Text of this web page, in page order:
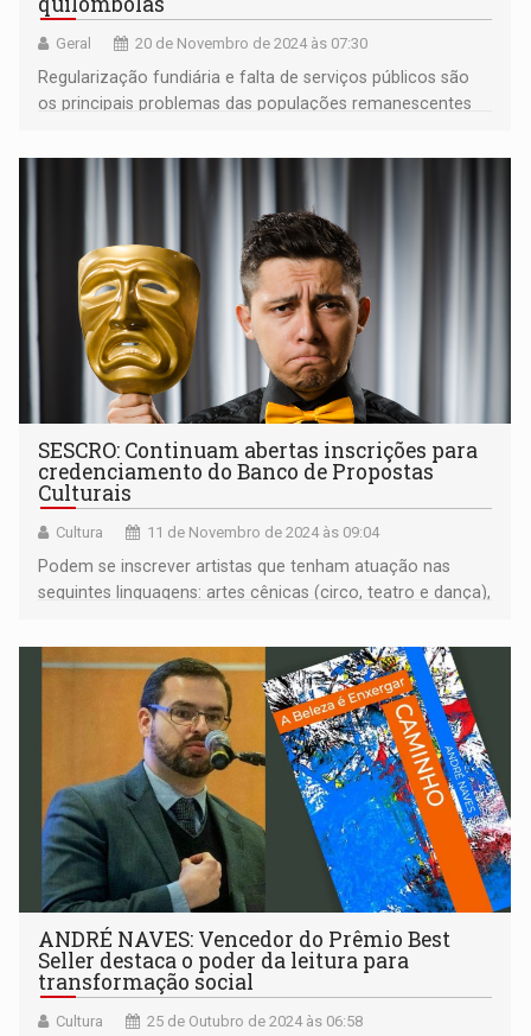
Geral 20 de Novembro de 2024 às 07:30
Regularização fundiária e falta de serviços públicos são
os principais problemas das populações remanescentes
SESCRO: Continuam abertas inscrições para
credenciamento do Banco de Propostas
Culturais
Cultura 11 de Novembro de 2024 às 09:04
Podem se inscrever artistas que tenham atuação nas
seguintes linguagens: artes cênicas (circo, teatro e dança),
biblioteca e patrimônio cultural.
ANDRÉ NAVES: Vencedor do Prêmio Best
Seller destaca o poder da leitura para
transformação social
Cultura 25 de Outubro de 2024 às 06:58